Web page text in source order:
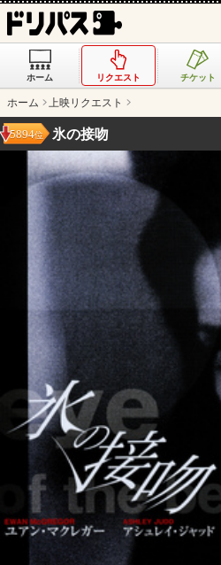
ホーム リクエスト チケット
ホーム 上映リクエスト
氷の接吻
5894位